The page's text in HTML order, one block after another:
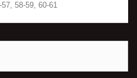
58-59, 60-61